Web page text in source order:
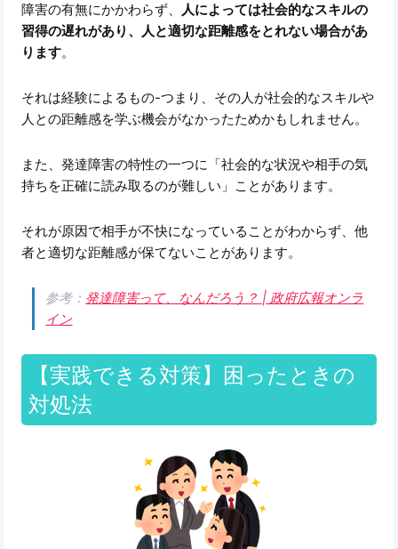
障害の有無にかかわらず、 人によっては社会的なスキルの
習得の遅れがあり、人と適切な距離感をとれない場合があ
ります。
それは経験によるもの-つまり、その人が社会的なスキルや
人との距離感を学ぶ機会がなかったためかもしれません。
また、発達障害の特性の一つに「社会的な状況や相手の気
持ちを正確に読み取るのが難しい」ことがあります。
それが原因で相手が不快になっていることがわからず、他
者と適切な距離感が保てないことがあります。
参考： 発達障害って、なんだろう？ | 政府広報オンラ
イン
【実践できる対策】困ったときの
対処法